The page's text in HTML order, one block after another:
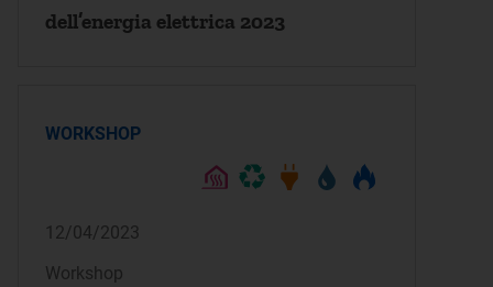
dell’energia elettrica 2023
WORKSHOP
12/04/2023
Workshop